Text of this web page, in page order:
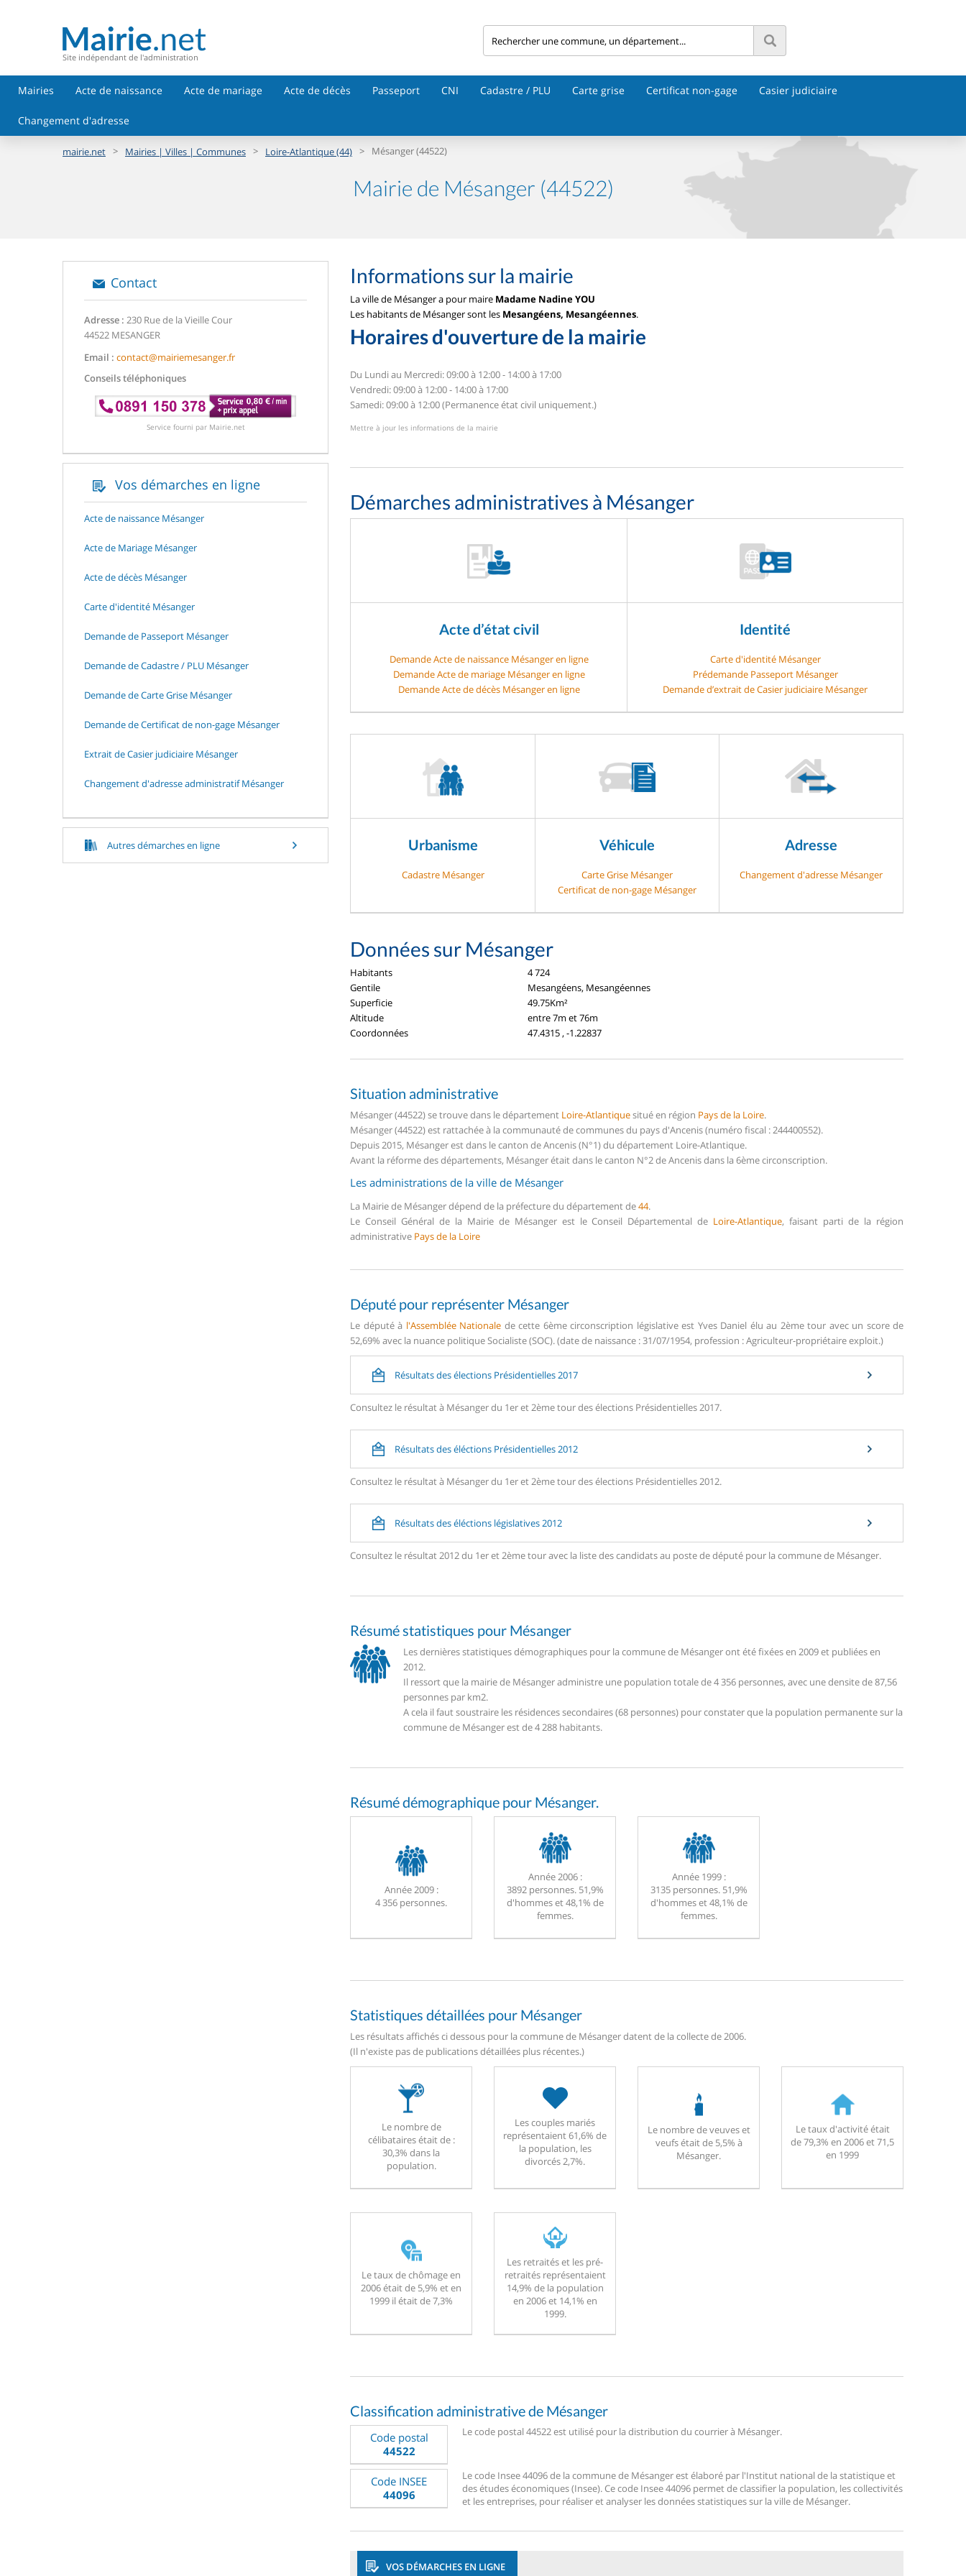
Site indépendant de l'administration
Mairies Acte de naissance Acte de mariage Acte de décès Passeport CNI Cadastre / PLU Carte grise Certificat non-gage Casier judiciaire
Changement d'adresse
mairie.net > Mairies | Villes | Communes > Loire-Atlantique (44) > Mésanger (44522)
Mairie de Mésanger (44522)
Contact
Adresse : 230 Rue de la Vieille Cour
44522 MESANGER
Email : contact@mairiemesanger.fr
Conseils téléphoniques
Service fourni par Mairie.net
Vos démarches en ligne
Acte de naissance Mésanger
Acte de Mariage Mésanger
Acte de décès Mésanger
Carte d'identité Mésanger
Demande de Passeport Mésanger
Demande de Cadastre / PLU Mésanger
Demande de Carte Grise Mésanger
Demande de Certificat de non-gage Mésanger
Extrait de Casier judiciaire Mésanger
Changement d'adresse administratif Mésanger
Autres démarches en ligne
Informations sur la mairie
La ville de Mésanger a pour maire Madame Nadine YOU
Les habitants de Mésanger sont les Mesangéens, Mesangéennes.
Horaires d'ouverture de la mairie
Du Lundi au Mercredi: 09:00 à 12:00 - 14:00 à 17:00
Vendredi: 09:00 à 12:00 - 14:00 à 17:00
Samedi: 09:00 à 12:00 (Permanence état civil uniquement.)
Mettre à jour les informations de la mairie
Démarches administratives à Mésanger
Acte d’état civil
Demande Acte de naissance Mésanger en ligne
Demande Acte de mariage Mésanger en ligne
Demande Acte de décès Mésanger en ligne
Identité
Carte d'identité Mésanger
Prédemande Passeport Mésanger
Demande d’extrait de Casier judiciaire Mésanger
Urbanisme
Cadastre Mésanger
Véhicule
Carte Grise Mésanger
Certificat de non-gage Mésanger
Adresse
Changement d'adresse Mésanger
Données sur Mésanger
Habitants
4 724
Gentile
Mesangéens, Mesangéennes
Superficie
49.75Km²
Altitude
entre 7m et 76m
Coordonnées
47.4315 , -1.22837
Situation administrative
Mésanger (44522) se trouve dans le département Loire-Atlantiquesitué en région Pays de la Loire.
Mésanger (44522) est rattachée à la communauté de communes du pays d'Ancenis (numéro fiscal : 244400552).
Depuis 2015, Mésanger est dans le canton de Ancenis (N°1) du département Loire-Atlantique.
Avant la réforme des départements, Mésanger était dans le canton N°2 de Ancenis dans la 6ème circonscription.
Les administrations de la ville de Mésanger
La Mairie de Mésanger dépend de la préfecture du département de44.
Le Conseil Général de la Mairie de Mésanger est le Conseil Départemental de Loire-Atlantique, faisant parti de la région
administrative Pays de la Loire
Député pour représenter Mésanger
Le député à l'Assemblée Nationale de cette 6ème circonscription législative est Yves Daniel élu au 2ème tour avec un score de
52,69% avec la nuance politique Socialiste (SOC). (date de naissance : 31/07/1954, profession : Agriculteur-propriétaire exploit.)
Résultats des élections Présidentielles 2017
Consultez le résultat à Mésanger du 1er et 2ème tour des élections Présidentielles 2017.
Résultats des éléctions Présidentielles 2012
Consultez le résultat à Mésanger du 1er et 2ème tour des élections Présidentielles 2012.
Résultats des éléctions législatives 2012
Consultez le résultat 2012 du 1er et 2ème tour avec la liste des candidats au poste de député pour la commune de Mésanger.
Résumé statistiques pour Mésanger
Les dernières statistiques démographiques pour la commune de Mésanger ont été fixées en 2009 et publiées en
2012.
Il ressort que la mairie de Mésanger administre une population totale de 4 356 personnes, avec une densite de 87,56
personnes par km2.
A cela il faut soustraire les résidences secondaires (68 personnes) pour constater que la population permanente sur la
commune de Mésanger est de 4 288 habitants.
Résumé démographique pour Mésanger.
Année 2009 :
4 356 personnes.
Année 2006 :
3892 personnes. 51,9%
d'hommes et 48,1% de
femmes.
Année 1999 :
3135 personnes. 51,9%
d'hommes et 48,1% de
femmes.
Statistiques détaillées pour Mésanger
Les résultats affichés ci dessous pour la commune de Mésanger datent de la collecte de 2006.
(Il n'existe pas de publications détaillées plus récentes.)
Le nombre de
célibataires était de :
30,3% dans la
population.
Les couples mariés
représentaient 61,6% de
la population, les
divorcés 2,7%.
Le nombre de veuves et
veufs était de 5,5% à
Mésanger.
Le taux d'activité était
de 79,3% en 2006 et 71,5
en 1999
Le taux de chômage en
2006 était de 5,9% et en
1999 il était de 7,3%
Les retraités et les pré-
retraités représentaient
14,9% de la population
en 2006 et 14,1% en
1999.
Classification administrative de Mésanger
Code postal
44522
Le code postal 44522 est utilisé pour la distribution du courrier à Mésanger.
Code INSEE
44096
Le code Insee 44096 de la commune de Mésanger est élaboré par l'Institut national de la statistique et
des études économiques (Insee). Ce code Insee 44096 permet de classifier la population, les collectivités
et les entreprises, pour réaliser et analyser les données statistiques sur la ville de Mésanger.
VOS DÉMARCHES EN LIGNE